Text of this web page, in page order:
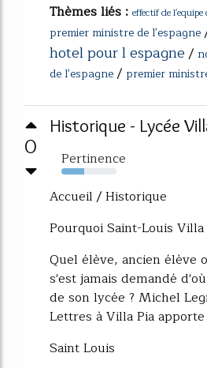
Thèmes liés : effectif de
premier ministre de l'espagne
hotel pour l espagne/
de l'espagne/ premier
0
Historique - Lycée
Pertinence
41%
Accueil / Historique
Pourquoi Saint-Louis Villa
Quel élève, ancien élève
s'est jamais demandé
de son lycée ? Michel
Lettres à Villa Pia
Saint Louis